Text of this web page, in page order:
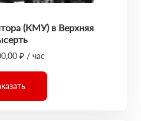
(КМУ) в Верхняя
₽ / час